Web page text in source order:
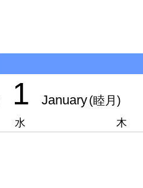
1 January(睦月)
水 木